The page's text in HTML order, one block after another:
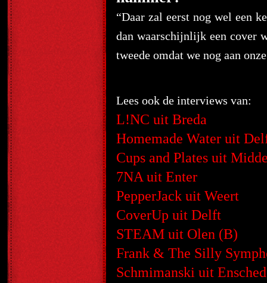
“Daar zal eerst nog wel een
dan waarschijnlijk een cover
tweede omdat we nog aan
Lees ook de interviews van:
L!NC uit Breda
Homemade Water uit
Cups and Plates uit
7NA uit Enter
PepperJack uit Weert
CoverUp uit Delft
STEAM uit Olen (B)
Frank & The Silly
Schmimanski uit